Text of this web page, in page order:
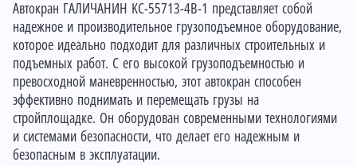
Автокран ГАЛИЧАНИН KC-55713-4В-1 представляет собой
надежное и производительное грузоподъемное оборудование,
которое идеально подходит для различных строительных и
подъемных работ. С его высокой грузоподъемностью и
превосходной маневренностью, этот автокран способен
эффективно поднимать и перемещать грузы на
стройплощадке. Он оборудован современными технологиями
и системами безопасности, что делает его надежным и
безопасным в эксплуатации.